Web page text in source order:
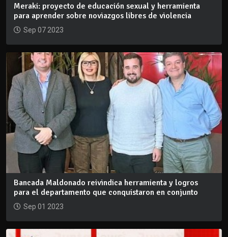
Meraki: proyecto de educación sexual y herramienta
para aprender sobre noviazgos libres de violencia
Sep 07 2023
Bancada Maldonado reivindica herramienta y logros
para el departamento que conquistaron en conjunto
Sep 01 2023